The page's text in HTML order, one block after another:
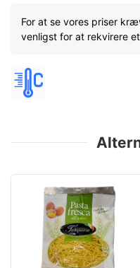
For at se vores priser
venligst for at rekvirere